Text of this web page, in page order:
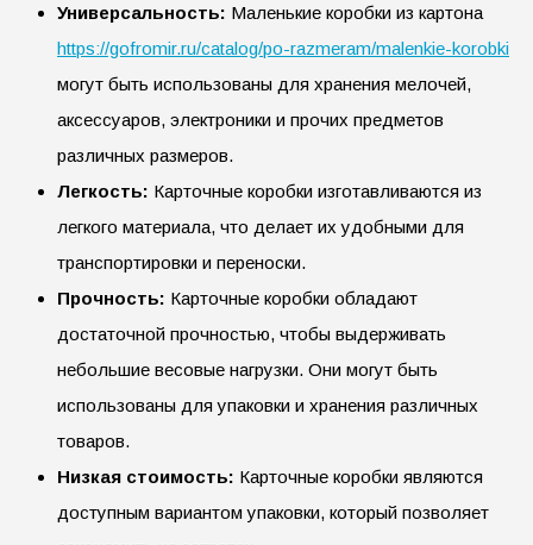
Универсальность: Маленькие коробки из картона
https://gofromir.ru/catalog/po-razmeram/malenkie-korobki
могут быть использованы для хранения мелочей,
аксессуаров, электроники и прочих предметов
различных размеров.
Легкость: Карточные коробки изготавливаются из
легкого материала, что делает их удобными для
транспортировки и переноски.
Прочность: Карточные коробки обладают
достаточной прочностью, чтобы выдерживать
небольшие весовые нагрузки. Они могут быть
использованы для упаковки и хранения различных
товаров.
Низкая стоимость: Карточные коробки являются
доступным вариантом упаковки, который позволяет